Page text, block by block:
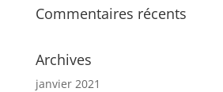
Commentaires récents
Archives
janvier 2021